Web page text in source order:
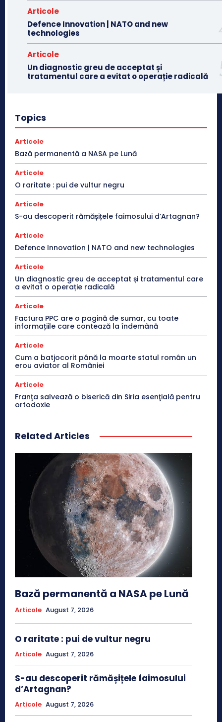
Articole
Defence Innovation | NATO and new
technologies
Articole
Un diagnostic greu de acceptat și
tratamentul care a evitat o operație radicală
Topics
Articole
Bază permanentă a NASA pe Lună
Articole
O raritate : pui de vultur negru
Articole
S-au descoperit rămășițele faimosului d’Artagnan?
Articole
Defence Innovation | NATO and new technologies
Articole
Un diagnostic greu de acceptat și tratamentul care
a evitat o operație radicală
Articole
Factura PPC are o pagină de sumar, cu toate
informațiile care contează la îndemână
Articole
Cum a batjocorit până la moarte statul român un
erou aviator al României
Articole
Franţa salvează o biserică din Siria esenţială pentru
ortodoxie
Related Articles
Bază permanentă a NASA pe Lună
Articole August 7, 2026
O raritate : pui de vultur negru
Articole August 7, 2026
S-au descoperit rămășițele faimosului
d’Artagnan?
Articole August 7, 2026